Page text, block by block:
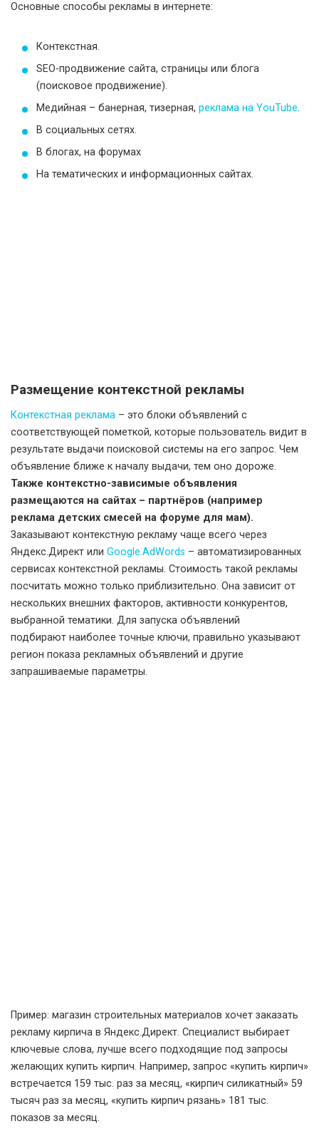
Основные способы рекламы в интернете:
Контекстная.
SEO-продвижение сайта, страницы или блога
(поисковое продвижение).
Медийная – банерная, тизерная, реклама на YouTube.
В социальных сетях.
В блогах, на форумах
На тематических и информационных сайтах.
Размещение контекстной рекламы
Контекстная реклама – это блоки объявлений с
соответствующей пометкой, которые пользователь видит в
результате выдачи поисковой системы на его запрос. Чем
объявление ближе к началу выдачи, тем оно дороже.
Также контекстно-зависимые объявления
размещаются на сайтах – партнёров (например
реклама детских смесей на форуме для мам).
Заказывают контекстную рекламу чаще всего через
Яндекс.Директ или Google.AdWords – автоматизированных
сервисах контекстной рекламы. Стоимость такой рекламы
посчитать можно только приблизительно. Она зависит от
нескольких внешних факторов, активности конкурентов,
выбранной тематики. Для запуска объявлений
подбирают наиболее точные ключи, правильно указывают
регион показа рекламных объявлений и другие
запрашиваемые параметры.
Пример: магазин строительных материалов хочет заказать
рекламу кирпича в Яндекс.Директ. Специалист выбирает
ключевые слова, лучше всего подходящие под запросы
желающих купить кирпич. Например, запрос «купить кирпич»
встречается 159 тыс. раз за месяц, «кирпич силикатный» 59
тысяч раз за месяц, «купить кирпич рязань» 181 тыс.
показов за месяц.